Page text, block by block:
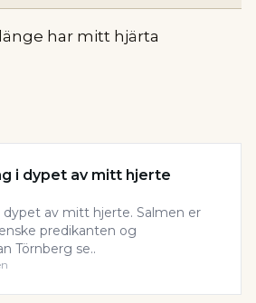
har mitt hjärta
i dypet av mitt hjerte
av mitt hjerte. Salmen er
predikanten og
Törnberg se..